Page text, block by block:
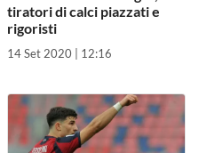
tiratori di calci piazzati e
rigoristi
14 Set 2020 | 12:16